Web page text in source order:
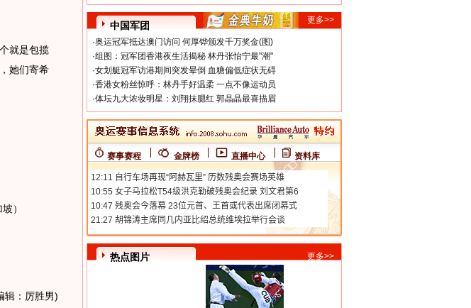
就是包揽
她们寄希
）
辑：厉胜男)
中国军团
更多>>
·奥运冠军抵达澳门访问 何厚铧颁发千万奖金(图)
·组图：冠军团香港夜生活揭秘 林丹张怡宁最"潮"
·女划艇冠军访港期间突发晕倒 血糖偏低症状无碍
·香港女粉丝惊呼：林丹手好温柔 一点不像运动员
·体坛九大浓妆明星：刘翔抹腮红 郭晶晶最喜描眉
赛事赛程 金牌榜 直播中心 资料库
热点图片 更多>>